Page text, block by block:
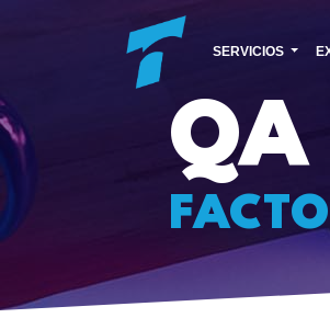
SERVICIOS
QA